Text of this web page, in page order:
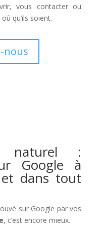
vous contacter ou
qu’ils soient.
nous
naturel :
Google à
dans tout
sur Google par vos
, c’est encore mieux.